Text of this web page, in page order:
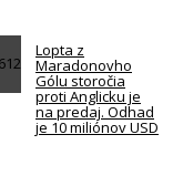
Lopta z
Maradonovho
Gólu storočia
proti Anglicku je
na predaj. Odhad
je 10 miliónov USD